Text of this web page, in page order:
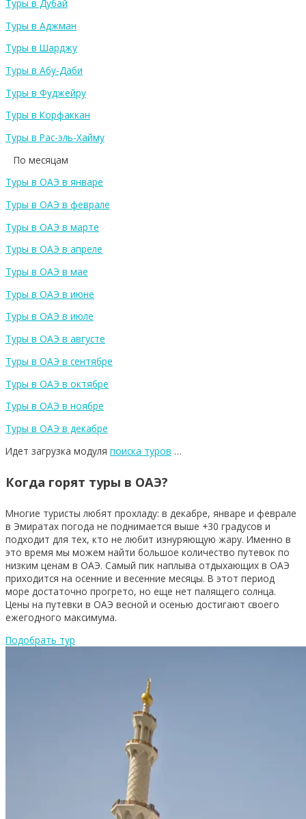
Туры в Дубай
Туры в Аджман
Туры в Шарджу
Туры в Абу-Даби
Туры в Фуджейру
Туры в Корфаккан
Туры в Рас-эль-Хайму
По месяцам
Туры в ОАЭ в январе
Туры в ОАЭ в феврале
Туры в ОАЭ в марте
Туры в ОАЭ в апреле
Туры в ОАЭ в мае
Туры в ОАЭ в июне
Туры в ОАЭ в июле
Туры в ОАЭ в августе
Туры в ОАЭ в сентябре
Туры в ОАЭ в октябре
Туры в ОАЭ в ноябре
Туры в ОАЭ в декабре
Идет загрузка модуля поиска туров …
Когда горят туры в ОАЭ?
Многие туристы любят прохладу: в декабре, январе и феврале
в Эмиратах погода не поднимается выше +30 градусов и
подходит для тех, кто не любит изнуряющую жару. Именно в
это время мы можем найти большое количество путевок по
низким ценам в ОАЭ. Самый пик наплыва отдыхающих в ОАЭ
приходится на осенние и весенние месяцы. В этот период
море достаточно прогрето, но еще нет палящего солнца.
Цены на путевки в ОАЭ весной и осенью достигают своего
ежегодного максимума.
Подобрать тур